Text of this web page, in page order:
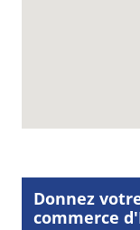
Donnez
commerce